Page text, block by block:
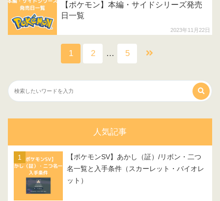
2023年11月22日
【ポケモン】本編・サイドシリーズ発売
日一覧
1 2 … 5
人気記事
【ポケモンSV】あかし（証）/リボン・二つ
名一覧と入手条件（スカーレット・バイオレ
ット）